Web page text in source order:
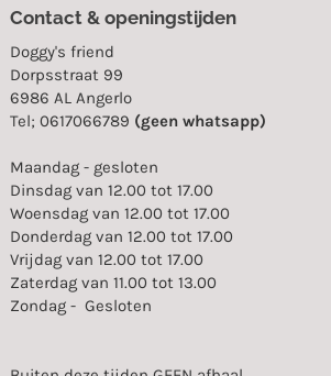
Contact & openingstijden
Doggy's friend
Dorpsstraat 99
6986 AL Angerlo
Tel; 0617066789 (geen whatsapp)
Maandag - gesloten
Dinsdag van 12.00 tot 17.00
Woensdag van 12.00 tot 17.00
Donderdag van 12.00 tot 17.00
Vrijdag van 12.00 tot 17.00
Zaterdag van 11.00 tot 13.00
Zondag - Gesloten